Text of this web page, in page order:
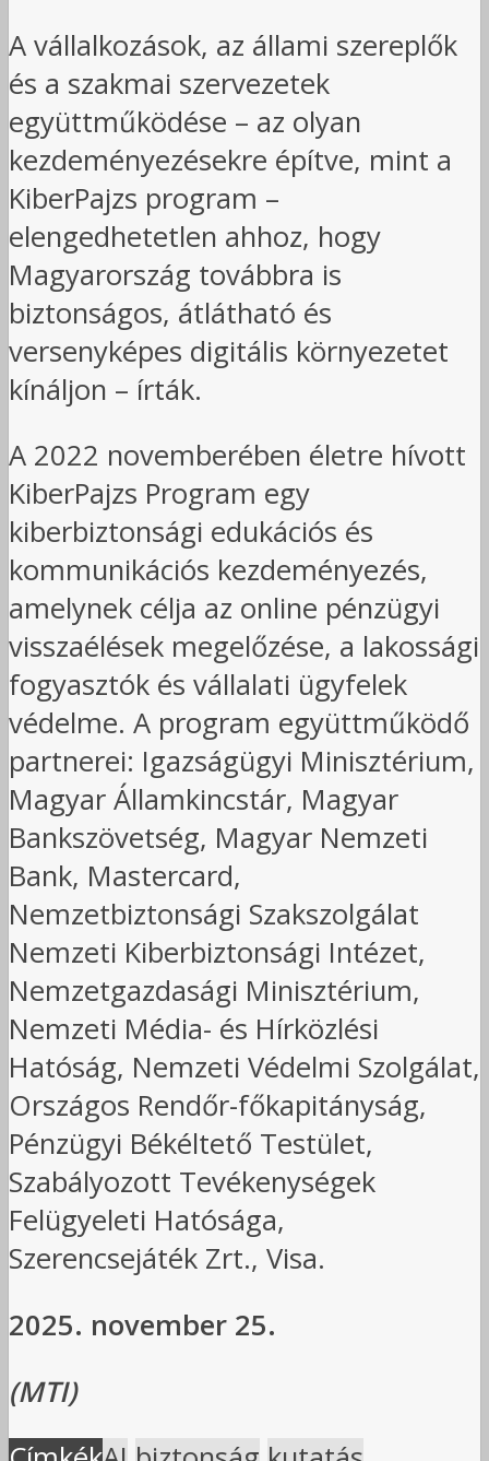
A vállalkozások, az állami szereplők
és a szakmai szervezetek
együttműködése – az olyan
kezdeményezésekre építve, mint a
KiberPajzs program –
elengedhetetlen ahhoz, hogy
Magyarország továbbra is
biztonságos, átlátható és
versenyképes digitális környezetet
kínáljon – írták.
A 2022 novemberében életre hívott
KiberPajzs Program egy
kiberbiztonsági edukációs és
kommunikációs kezdeményezés,
amelynek célja az online pénzügyi
visszaélések megelőzése, a lakossági
fogyasztók és vállalati ügyfelek
védelme. A program együttműködő
partnerei: Igazságügyi Minisztérium,
Magyar Államkincstár, Magyar
Bankszövetség, Magyar Nemzeti
Bank, Mastercard,
Nemzetbiztonsági Szakszolgálat
Nemzeti Kiberbiztonsági Intézet,
Nemzetgazdasági Minisztérium,
Nemzeti Média- és Hírközlési
Hatóság, Nemzeti Védelmi Szolgálat,
Országos Rendőr-főkapitányság,
Pénzügyi Békéltető Testület,
Szabályozott Tevékenységek
Felügyeleti Hatósága,
Szerencsejáték Zrt., Visa.
2025. november 25.
(MTI)